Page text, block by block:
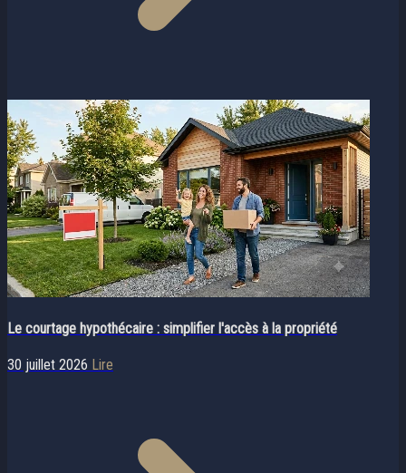
Le courtage hypothécaire : simplifier l'accès à la propriété
30 juillet 2026 Lire